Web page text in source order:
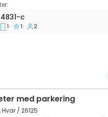
Grad, Hvar S-14831-c
c
1 1 2
med parkering
/ 26125